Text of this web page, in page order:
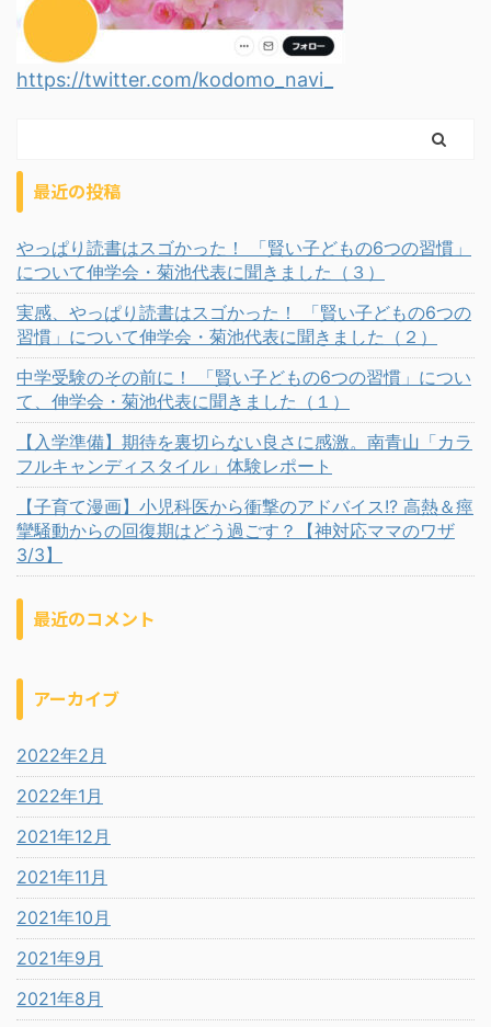
https://twitter.com/kodomo_navi_
最近の投稿
やっぱり読書はスゴかった！ 「賢い子どもの6つの習慣」
について伸学会・菊池代表に聞きました（３）
実感、やっぱり読書はスゴかった！ 「賢い子どもの6つの
習慣」について伸学会・菊池代表に聞きました（２）
中学受験のその前に！ 「賢い子どもの6つの習慣」につい
て、伸学会・菊池代表に聞きました（１）
【入学準備】期待を裏切らない良さに感激。南青山「カラ
フルキャンディスタイル」体験レポート
【子育て漫画】小児科医から衝撃のアドバイス!? 高熱＆痙
攣騒動からの回復期はどう過ごす？【神対応ママのワザ
3/3】
最近のコメント
アーカイブ
2022年2月
2022年1月
2021年12月
2021年11月
2021年10月
2021年9月
2021年8月